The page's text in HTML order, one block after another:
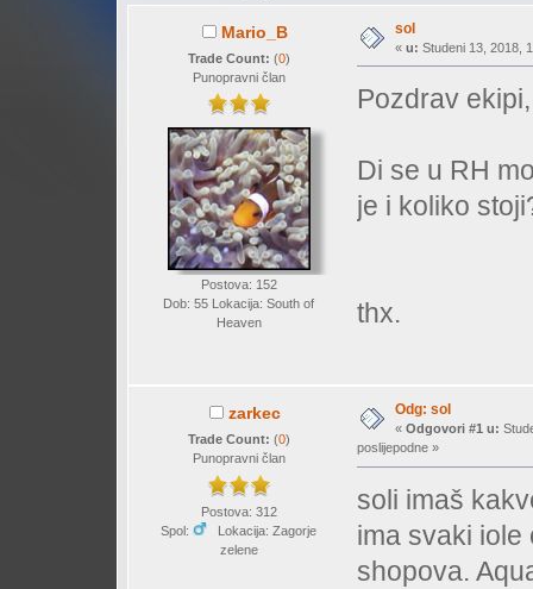
Mario_B
Trade Count: (0)
Punopravni član
Postova: 152
Dob: 55 Lokacija: South of
Heaven
sol
« u: Studeni 13, 2018,
Pozdrav ekipi,
Di se u RH
je i koliko
thx.
zarkec
Trade Count: (0)
Punopravni član
Postova: 312
Spol:
Lokacija: Zagorje
zelene
Odg: sol
« Odgovori #1 u:
poslijepodne »
soli imaš
ima svaki iole
shopova.